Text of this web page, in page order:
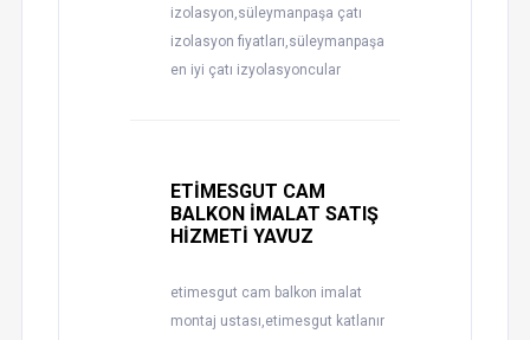
izolasyon,süleymanpaşa çatı
izolasyon fiyatları,süleymanpaşa
en iyi çatı izyolasyoncular
ETİMESGUT CAM
BALKON İMALAT SATIŞ
HİZMETİ YAVUZ
etimesgut cam balkon imalat
montaj ustası,etimesgut katlanır